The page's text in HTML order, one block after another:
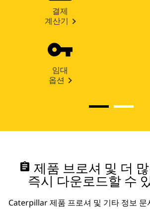
결제
계산기
임대
옵션
assignment 제품 브로셔 및 더
즉시 다운로드할 수
Caterpillar 제품 프로셔 및 기타 정보 문